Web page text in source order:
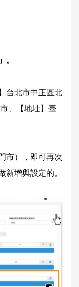
。
台北市中正區北
、【地址】 臺
市），即可再次
新增與設定的。